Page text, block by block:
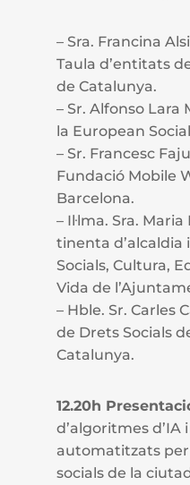
– Sra. Francina
Taula d’entitats
de Catalunya.
– Sr. Alfonso
la European
– Sr. Francesc
Fundació Mobile
Barcelona.
– Il·lma. Sra.
tinenta d’alcaldia
Socials, Cultura,
Vida de
– Hble. Sr. Carles
de Drets Socials
Catalunya.
12.20h
d’algoritmes d’IA
automatitzats per
socials de la